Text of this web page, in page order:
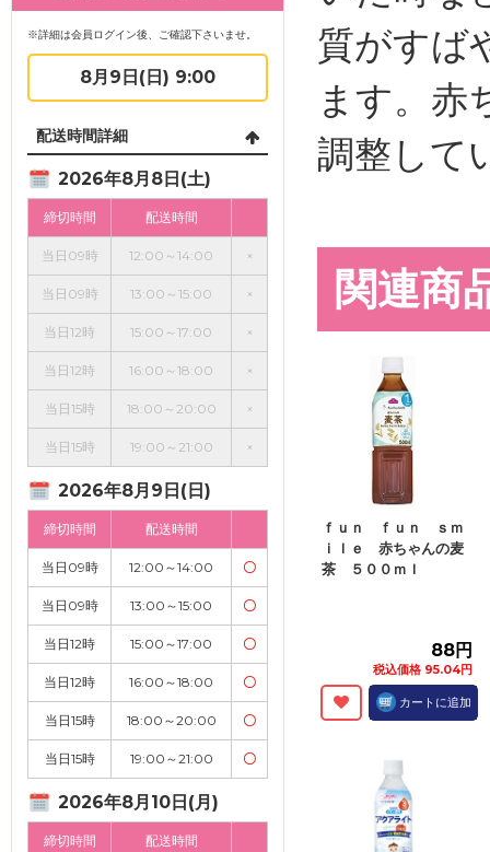
※詳細は会員ログイン後、ご確認下さいませ。
8月9日(日) 9:00
配送時間詳細
2026年8月8日(土)
締切時間 配送時間
当日09時 12:00～14:00 ×
当日09時 13:00～15:00 ×
当日12時 15:00～17:00 ×
当日12時 16:00～18:00 ×
当日15時 18:00～20:00 ×
当日15時 19:00～21:00 ×
2026年8月9日(日)
締切時間 配送時間
当日09時 12:00～14:00 〇
当日09時 13:00～15:00 〇
当日12時 15:00～17:00 〇
当日12時 16:00～18:00 〇
当日15時 18:00～20:00 〇
当日15時 19:00～21:00 〇
2026年8月10日(月)
締切時間 配送時間
質がすば
ます。赤
調整して
関連商
ｆｕｎ ｆｕｎ ｓｍ
ｉｌｅ 赤ちゃんの麦
茶 ５００ｍｌ
88円
税込価格 95.04円
カートに追加